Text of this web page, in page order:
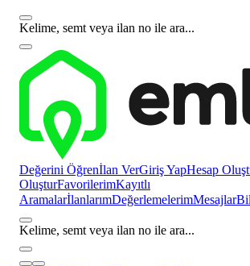
Kelime, semt veya ilan no ile ara...
Değerini Öğrenİlan VerGiriş YapHesap
OluşturFavorilerimKayıtlı
AramalarİlanlarımDeğerlemelerimMesajlar
Kelime, semt veya ilan no ile ara...